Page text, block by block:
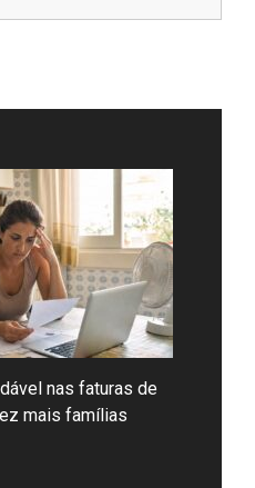
nas faturas de
mais famílias